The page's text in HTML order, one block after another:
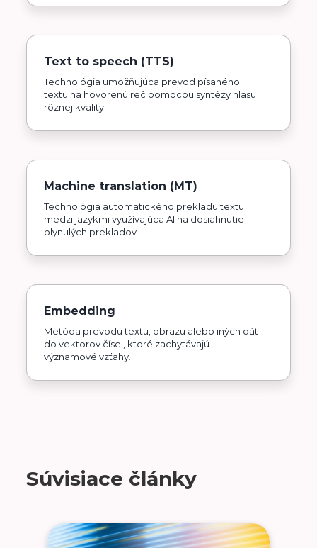
Text to speech (TTS)
Technológia umožňujúca prevod písaného
textu na hovorenú reč pomocou syntézy hlasu
rôznej kvality.
Machine translation (MT)
Technológia automatického prekladu textu
medzi jazykmi využívajúca AI na dosiahnutie
plynulých prekladov.
Embedding
Metóda prevodu textu, obrazu alebo iných dát
do vektorov čísel, ktoré zachytávajú
významové vzťahy.
Súvisiace články